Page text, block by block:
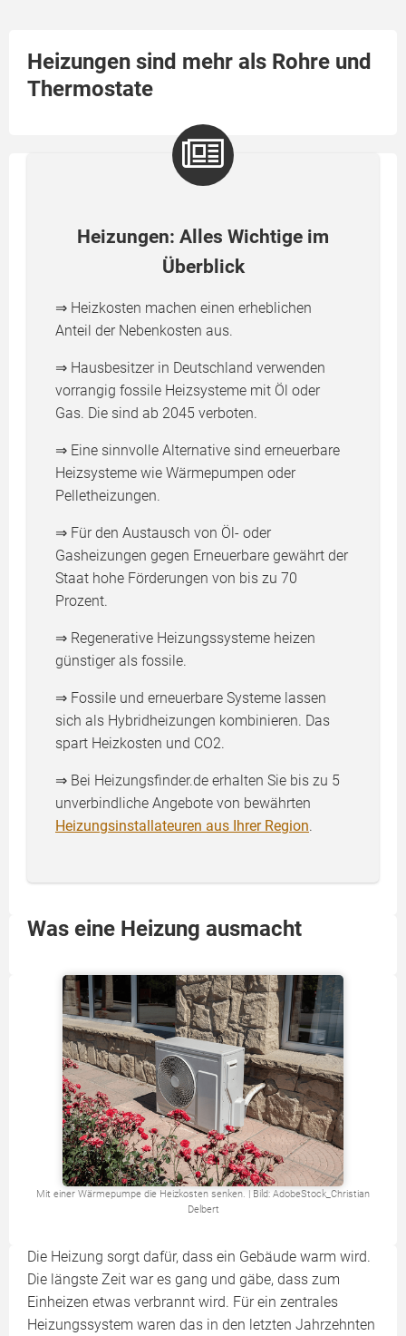
Heizungen sind mehr als Rohre und
Thermostate
Heizungen: Alles Wichtige im
Überblick
⇒ Heizkosten machen einen erheblichen
Anteil der Nebenkosten aus.
⇒ Hausbesitzer in Deutschland verwenden
vorrangig fossile Heizsysteme mit Öl oder
Gas. Die sind ab 2045 verboten.
⇒ Eine sinnvolle Alternative sind erneuerbare
Heizsysteme wie Wärmepumpen oder
Pelletheizungen.
⇒ Für den Austausch von Öl- oder
Gasheizungen gegen Erneuerbare gewährt der
Staat hohe Förderungen von bis zu 70
Prozent.
⇒ Regenerative Heizungssysteme heizen
günstiger als fossile.
⇒ Fossile und erneuerbare Systeme lassen
sich als Hybridheizungen kombinieren. Das
spart Heizkosten und CO2.
⇒ Bei Heizungsfinder.de erhalten Sie bis zu 5
unverbindliche Angebote von bewährten
Heizungsinstallateuren aus Ihrer Region.
Was eine Heizung ausmacht
Mit einer Wärmepumpe die Heizkosten senken. | Bild: AdobeStock_Christian
Delbert
Die Heizung sorgt dafür, dass ein Gebäude warm wird.
Die längste Zeit war es gang und gäbe, dass zum
Einheizen etwas verbrannt wird. Für ein zentrales
Heizungssystem waren das in den letzten Jahrzehnten